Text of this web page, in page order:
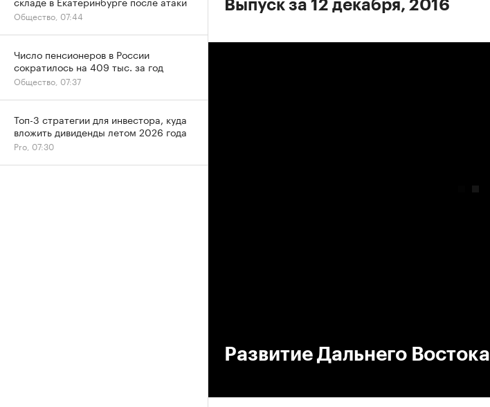
Выпуск за 12 декабря, 2016
Развитие Дальнего Востока
Общество, 07:44
Число пенсионеров в России
сократилось на 409 тыс. за год
Общество, 07:37
Топ-3 стратегии для инвестора, куда
вложить дивиденды летом 2026 года
Pro, 07:30